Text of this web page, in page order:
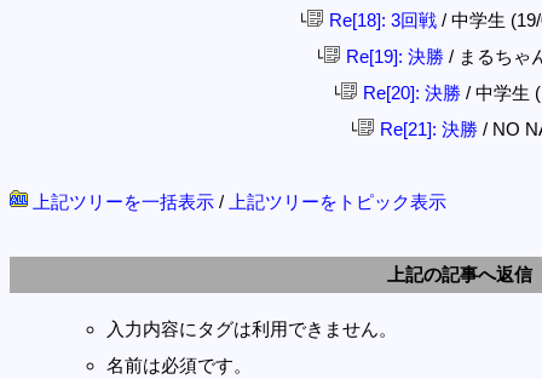
└ Re[18]: 3回戦 / 中学生
└ Re[19]: 決勝 / まるちゃ
└ Re[20]: 決勝 / 中学生
└ Re[21]: 決勝 / NO
上記ツリーを一括表示 / 上記ツリーをトピック表示
上記の記事へ返信
入力内容にタグは利用できません。
名前は必須です。